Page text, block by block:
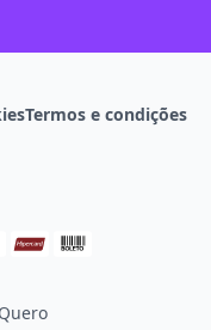
Termos e condições